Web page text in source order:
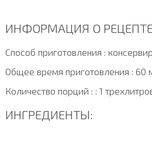
ИНФОРМАЦИЯ О
Способ приготовления :
Общее время приготовления : 60
Количество порций : : 1
ИНГРЕДИЕНТЫ: